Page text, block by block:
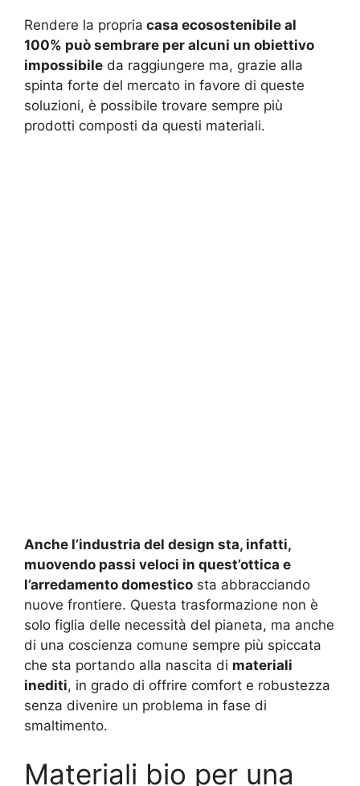
Rendere la propria casa ecosostenibile al
100% può sembrare per alcuni un obiettivo
impossibile da raggiungere ma, grazie alla
spinta forte del mercato in favore di queste
soluzioni, è possibile trovare sempre più
prodotti composti da questi materiali.
Anche l’industria del design sta, infatti,
muovendo passi veloci in quest’ottica e
l’arredamento domestico sta abbracciando
nuove frontiere. Questa trasformazione non è
solo figlia delle necessità del pianeta, ma anche
di una coscienza comune sempre più spiccata
che sta portando alla nascita di materiali
inediti, in grado di offrire comfort e robustezza
senza divenire un problema in fase di
smaltimento.
Materiali bio per una